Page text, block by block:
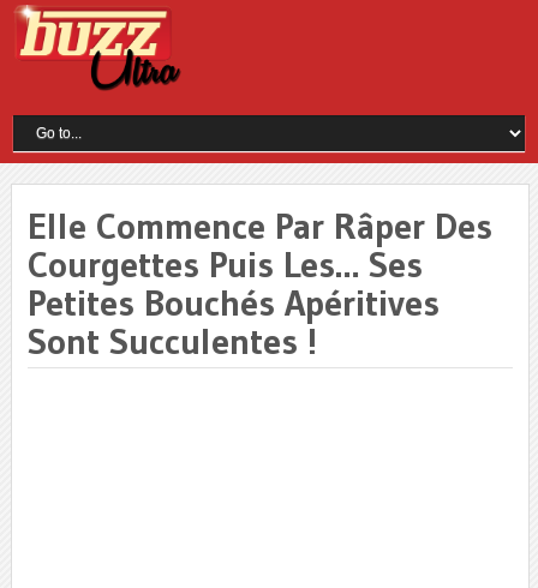
Elle Commence Par Râper Des
Courgettes Puis Les… Ses
Petites Bouchés Apéritives
Sont Succulentes !